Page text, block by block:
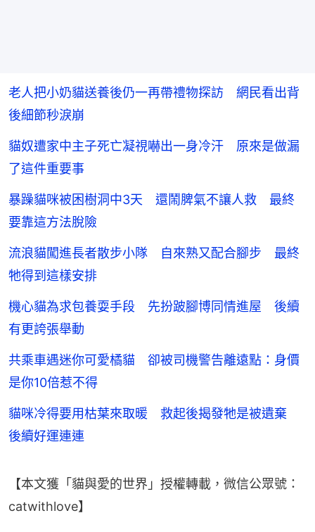
老人把小奶貓送養後仍一再帶禮物探訪 網民看出背
後細節秒淚崩
貓奴遭家中主子死亡凝視嚇出一身冷汗 原來是做漏
了這件重要事
暴躁貓咪被困樹洞中3天 還鬧脾氣不讓人救 最終
要靠這方法脫險
流浪貓闖進長者散步小隊 自來熟又配合腳步 最終
牠得到這樣安排
機心貓為求包養耍手段 先扮跛腳博同情進屋 後續
有更誇張舉動
共乘車遇迷你可愛橘貓 卻被司機警告離遠點：身價
是你10倍惹不得
貓咪冷得要用枯葉來取暖 救起後揭發牠是被遺棄
後續好運連連
【本文獲「貓與愛的世界」授權轉載，微信公眾號：
catwithlove】